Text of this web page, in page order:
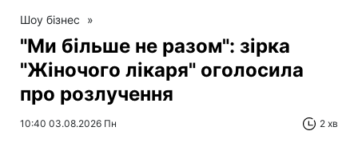
Шоу бізнес »
"Ми більше не разом": зірка
"Жіночого лікаря" оголосила
про розлучення
10:40 03.08.2026 Пн 2 хв